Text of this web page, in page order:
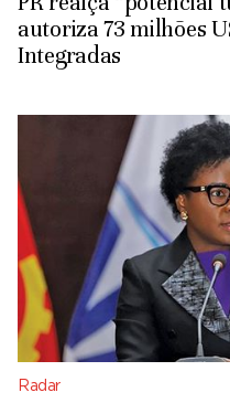
autoriza 73 milhões
Integradas
Radar